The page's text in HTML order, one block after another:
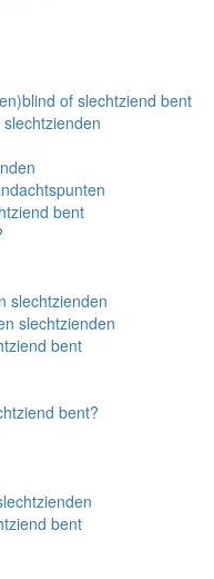
of slechtziend bent
bent
slechtzienden
slechtzienden
bent
bent?
bent